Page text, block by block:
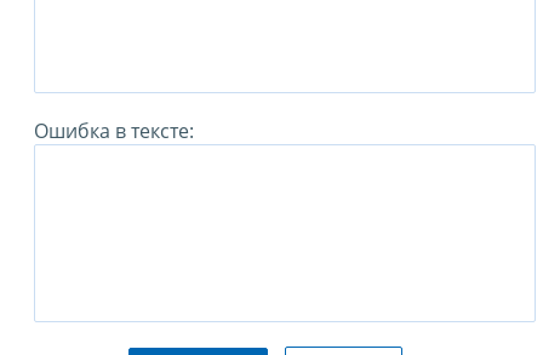
Ошибка в тексте: